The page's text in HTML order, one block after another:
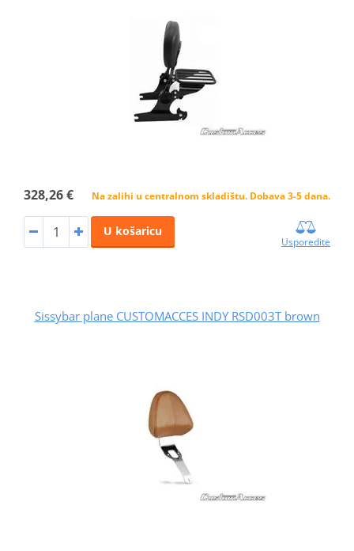
328,26 € Na zalihi u centralnom skladištu. Dobava 3-5 dana.
U košaricu
Usporedite
Sissybar plane CUSTOMACCES INDY RSD003T brown